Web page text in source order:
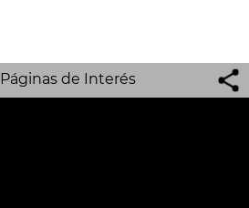
Páginas de Interés